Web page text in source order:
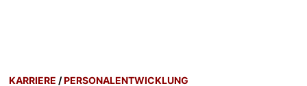
KARRIERE /PERSONALENTWICKLUNG